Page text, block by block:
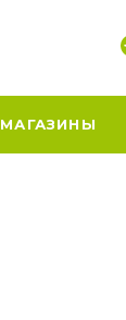
МАГАЗИНЫ